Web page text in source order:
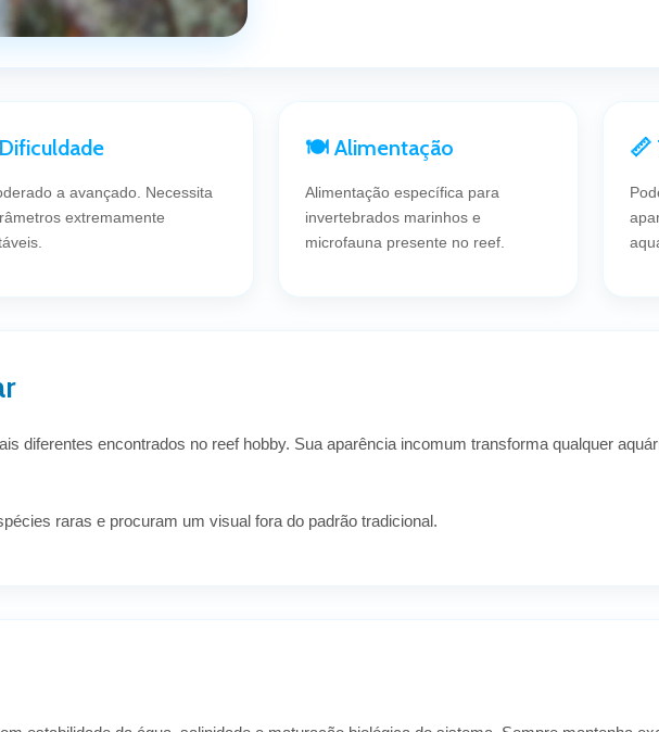
Dificuldade
a avançado. Necessita
extremamente
🍽 Alimentação
Alimentação específica para
invertebrados marinhos e
microfauna presente no reef.
📏
diferentes encontrados no reef hobby. Sua aparência incomum transforma qualquer
raras e procuram um visual fora do padrão tradicional.